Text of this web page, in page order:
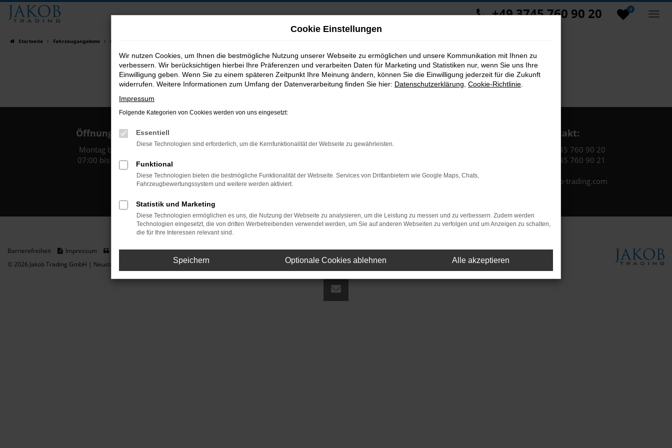
Zum
Hauptinhalt
0
+49 3745 760 90 20
Startseite Fahrzeugangebote Fahrzeugsuche
B2B-Shop
Öffnungszeiten:
Montag bis Freitag:
07:00 bis 18:00 Uhr
Jakob Trading GmbH
D-08223 Neustadt/Vogtland
Kontakt:
Tel.: +49 3745 760 90 20
Fax: +49 3745 760 90 21
Mail: fj@jakob-trading.com
Barrierefreiheit Impressum Datenschutz
Cookie Einstellungen
© 2026 Jakob Trading GmbH | Neustädter Straße 1 | DE-08223 Neustadt/Vogtland | fj@jakob-trading.com |Webdesign by audaris.de
Cookie Einstellungen
Wir nutzen Cookies, um Ihnen die bestmögliche Nutzung unserer Webseite zu ermöglichen und unsere Kommunikation mit Ihnen zu
verbessern. Wir berücksichtigen hierbei Ihre Präferenzen und verarbeiten Daten für Marketing und Statistiken nur, wenn Sie uns Ihre
Einwilligung geben. Wenn Sie zu einem späteren Zeitpunkt Ihre Meinung ändern, können Sie die Einwilligung jederzeit für die Zukunft
widerrufen. Weitere Informationen zum Umfang der Datenverarbeitung finden Sie hier: Datenschutzerklärung Cookie-Richtlinie
Impressum
Folgende Kategorien von Cookies werden von uns eingesetzt:
Essentiell
Diese Technologien sind erforderlich, um die Kernfunktionalität der Webseite zu gewährleisten.
Funktional
Diese Technologien bieten die bestmögliche Funktionalität der Webseite. Services von Drittanbietern wie Google Maps, Chats,
Fahrzeugbewertungssystem und weitere werden aktiviert.
Statistik und Marketing
Diese Technologien ermöglichen es uns, die Nutzung der Webseite zu analysieren, um die Leistung zu messen und zu verbessern. Zudem werden
Technologien eingesetzt, die von dritten Werbetreibenden verwendet werden, um Sie auf anderen Webseiten zu verfolgen und um Anzeigen zu schalten,
die für Ihre Interessen relevant sind.
Speichern Optionale Cookies ablehnen Alle akzeptieren